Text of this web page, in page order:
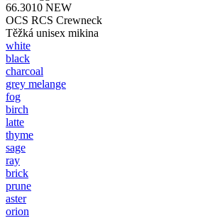
66.3010 NEW
OCS RCS Crewneck
Těžká unisex mikina
white
black
charcoal
grey melange
fog
birch
latte
thyme
sage
ray
brick
prune
aster
orion